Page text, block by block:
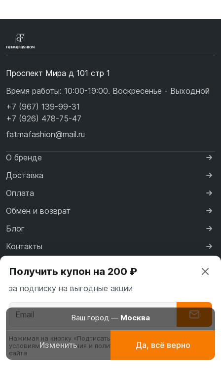
Абаи
эксклюзивные
Платья для
молитвы, намаза
Проспект Мира д 101 стр 1
Время работы: 10:00-19:00. Воскресенье - Выходной
+7 (967) 139-99-31
+7 (926) 478-75-47
fatmafashion@mail.ru
О бренде
Доставка
Оплата
Обмен и возврат
Блог
Контакты
Договор оферты
Политика конфиденциальности
Получить купон на 200 ₽
за подписку на выгодные акции
Нажимая на кнопку «Подписаться» вы соглашаетесь с
условиями пользования и политикой конфиденциальности
сайта
Ваш город — Москва
Изменить Да, всё верно